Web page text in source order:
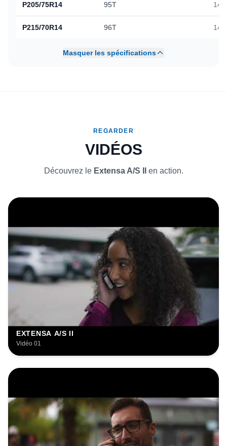
P205/75R14 95T
P215/70R14 96T
Masquer les spécifications
REGARDER
VIDÉOS
Découvrez le Extensa A/S II en action.
EXTENSA A/S II
Vidéo 01